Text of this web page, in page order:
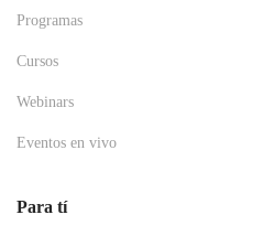
Programas
Cursos
Webinars
Eventos en vivo
Para tí